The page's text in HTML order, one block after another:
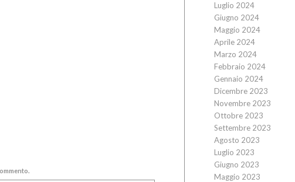
Luglio 2024
Giugno 2024
Maggio 2024
Aprile 2024
Marzo 2024
Febbraio 2024
Gennaio 2024
Dicembre 2023
Novembre 2023
Ottobre 2023
Settembre 2023
Agosto 2023
Luglio 2023
Giugno 2023
Maggio 2023